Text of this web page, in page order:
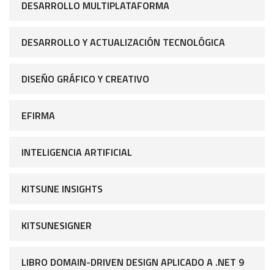
DESARROLLO MULTIPLATAFORMA
DESARROLLO Y ACTUALIZACIÓN TECNOLÓGICA
DISEÑO GRÁFICO Y CREATIVO
EFIRMA
INTELIGENCIA ARTIFICIAL
KITSUNE INSIGHTS
KITSUNESIGNER
LIBRO DOMAIN-DRIVEN DESIGN APLICADO A .NET 9